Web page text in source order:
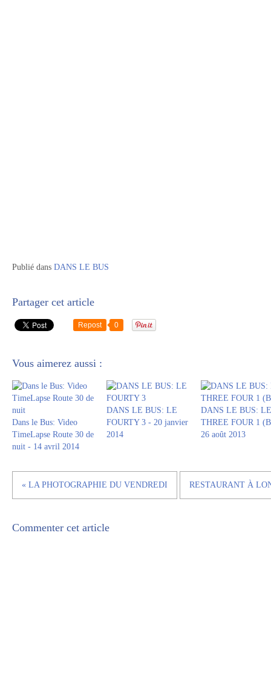
Publié dans DANS LE BUS
Partager cet article
Repost 0
Vous aimerez aussi :
Dans le Bus: Video
TimeLapse Route 30 de
nuit - 14 avril 2014
DANS LE BUS: LE
FOURTY 3 - 20 janvier
2014
DANS LE BUS: LE
THREE FOUR 1
26 août 2013
« LA PHOTOGRAPHIE DU VENDREDI RESTAURANT À
Commenter cet article